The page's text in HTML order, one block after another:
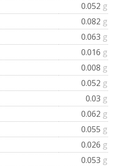
0.052 g
0.082 g
0.063 g
0.016 g
0.008 g
0.052 g
0.03 g
0.062 g
0.055 g
0.026 g
0.053 g